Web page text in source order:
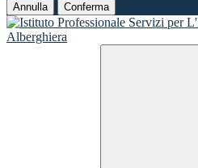
Annulla Conferma